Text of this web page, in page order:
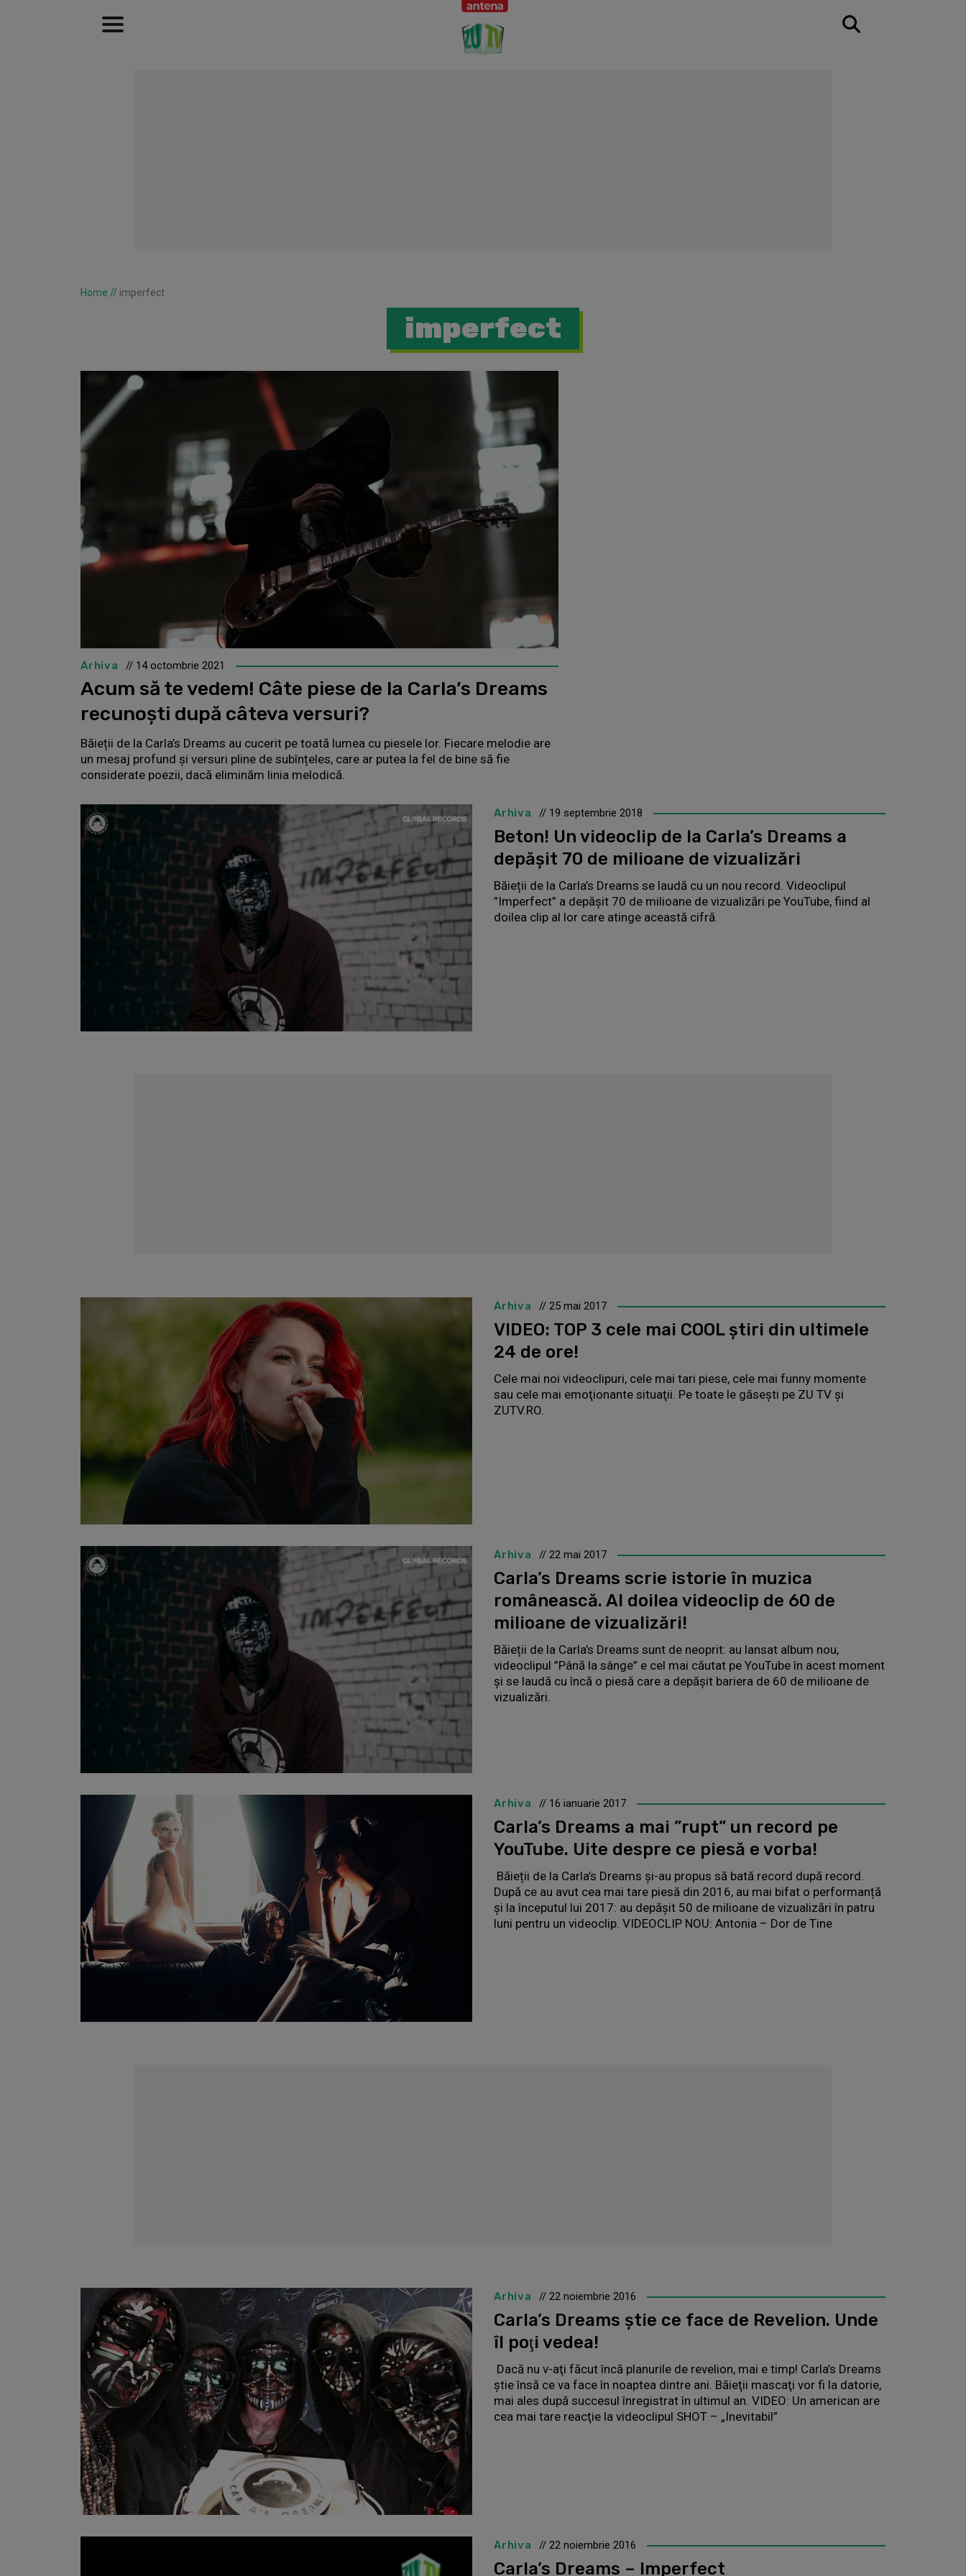
Home // imperfect
imperfect
Arhiva // 14 octombrie 2021
Acum să te vedem! Câte piese de la Carla’s Dreams
recunoști după câteva versuri?
Băieții de la Carla’s Dreams au cucerit pe toată lumea cu piesele lor. Fiecare melodie are
un mesaj profund și versuri pline de subînțeles, care ar putea la fel de bine să fie
considerate poezii, dacă eliminăm linia melodică.
Arhiva // 19 septembrie 2018
Beton! Un videoclip de la Carla’s Dreams a
depășit 70 de milioane de vizualizări
Băieții de la Carla’s Dreams se laudă cu un nou record. Videoclipul
”Imperfect” a depășit 70 de milioane de vizualizări pe YouTube, fiind al
doilea clip al lor care atinge această cifră.
Arhiva // 25 mai 2017
VIDEO: TOP 3 cele mai COOL știri din ultimele
24 de ore!
Cele mai noi videoclipuri, cele mai tari piese, cele mai funny momente
sau cele mai emoţionante situaţii. Pe toate le găseşti pe ZU TV şi
ZUTV.RO.
Arhiva // 22 mai 2017
Carla’s Dreams scrie istorie în muzica
românească. Al doilea videoclip de 60 de
milioane de vizualizări!
Băieții de la Carla’s Dreams sunt de neoprit: au lansat album nou,
videoclipul ”Până la sânge” e cel mai căutat pe YouTube în acest moment
și se laudă cu încă o piesă care a depășit bariera de 60 de milioane de
vizualizări.
Arhiva // 16 ianuarie 2017
Carla’s Dreams a mai ”rupt” un record pe
YouTube. Uite despre ce piesă e vorba!
Băieții de la Carla’s Dreams și-au propus să bată record după record.
După ce au avut cea mai tare piesă din 2016, au mai bifat o performanță
și la începutul lui 2017: au depășit 50 de milioane de vizualizări în patru
luni pentru un videoclip. VIDEOCLIP NOU: Antonia – Dor de Tine
Arhiva // 22 noiembrie 2016
Carla’s Dreams ştie ce face de Revelion. Unde
îl poţi vedea!
Dacă nu v-aţi făcut încă planurile de revelion, mai e timp! Carla’s Dreams
ştie însă ce va face în noaptea dintre ani. Băieţii mascaţi vor fi la datorie,
mai ales după succesul înregistrat în ultimul an. VIDEO: Un american are
cea mai tare reacţie la videoclipul SHOT – „Inevitabil”
Arhiva // 22 noiembrie 2016
Carla’s Dreams – Imperfect